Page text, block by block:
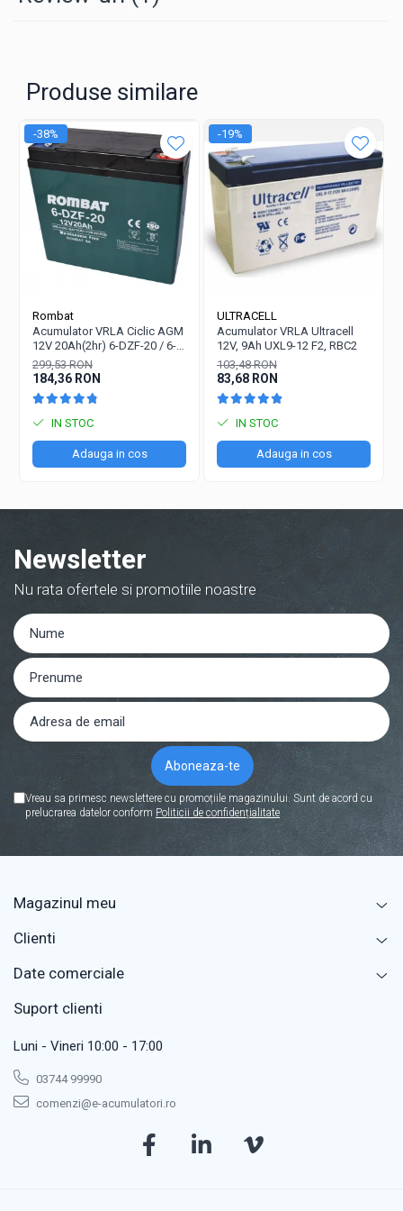
Produse similare
-38%
Rombat
Acumulator VRLA Ciclic AGM
12V 20Ah(2hr) 6-DZF-20 / 6-
DZM-20 pentru biciclete
electrice
299,53 RON
184,36 RON
IN STOC
Adauga in cos
-19%
ULTRACELL
Acumulator VRLA Ultracell
12V, 9Ah UXL9-12 F2, RBC2
103,48 RON
83,68 RON
IN STOC
Adauga in cos
Newsletter
Nu rata ofertele si promotiile noastre
Vreau sa primesc newslettere cu promoțiile magazinului. Sunt de acord cu
prelucrarea datelor conform Politicii de confidențialitate
Magazinul meu
Clienti
Date comerciale
Suport clienti
Luni - Vineri 10:00 - 17:00
03744 99990
comenzi@e-acumulatori.ro